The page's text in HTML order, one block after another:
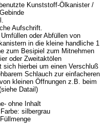
Kunststoff-Ölkanister /
Aufschrift.
oder Abfüllen von
in die kleine handliche 1
zum Besipiel zum Mitnehmen
oder Zweitaktölen
sich hierbei um einen Verschluß
Schlauch zur einfacheren
kleinen Öffnungen z.B. beim
Datail)
ohne Inhalt
silbergrau